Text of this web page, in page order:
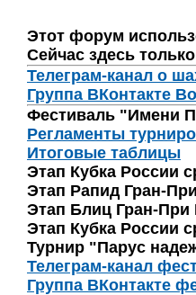
Этот форум
Сейчас здесь
Телеграм-канал о
Группа ВКонтакте
Фестиваль "Имени
Регламенты
Итоговые таблицы
Этап Кубка России
Этап Рапид Гран-
Этап Блиц Гран-При
Этап Кубка России
Турнир "Парус
Телеграм-канал
Группа ВКонтакте